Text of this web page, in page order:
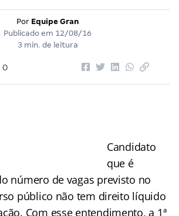
Por Equipe Gran
Publicado em 12/08/16
3 min. de leitura
0
Candidato
que é
número de vagas previsto no
público não tem direito líquido
Com esse entendimento, a 1ª